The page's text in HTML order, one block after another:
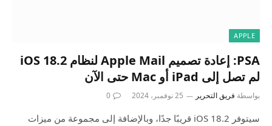
APPLE
PSA: إعادة تصميم Apple Mail لنظام iOS 18.2
لم تصل إلى iPad أو Mac حتى الآن
بواسطة فريق التحرير 25 نوفمبر، 2024 0
سيتوفر iOS 18.2 قريبًا جدًا، وبالإضافة إلى مجموعة من ميزات